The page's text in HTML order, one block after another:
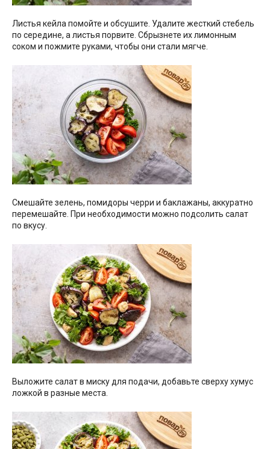
Листья кейла помойте и обсушите. Удалите жесткий стебель
по середине, а листья порвите. Сбрызнете их лимонным
соком и пожмите руками, чтобы они стали мягче.
Смешайте зелень, помидоры черри и баклажаны, аккуратно
перемешайте. При необходимости можно подсолить салат
по вкусу.
Выложите салат в миску для подачи, добавьте сверху хумус
ложкой в разные места.